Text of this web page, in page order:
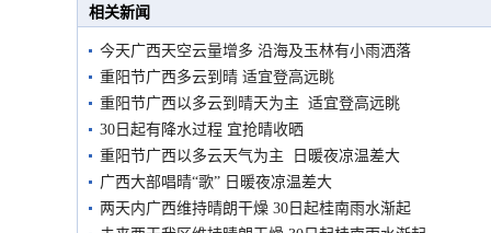
相关新闻
今天广西天空云量增多 沿海及玉林有小雨洒落
重阳节广西多云到晴 适宜登高远眺
重阳节广西以多云到晴天为主 适宜登高远眺
30日起有降水过程 宜抢晴收晒
重阳节广西以多云天气为主 日暖夜凉温差大
广西大部唱晴“歌” 日暖夜凉温差大
两天内广西维持晴朗干燥 30日起桂南雨水渐起